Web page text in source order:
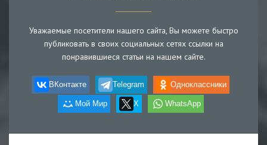
Уважаемые посетители нашего сайта, Вы можете быстро
публиковать в своих социальных сетях ссылки на
понравившиеся статьи на нашем сайте.
ВКонтакте Telegram Одноклассники
Мой Мир X WhatsApp